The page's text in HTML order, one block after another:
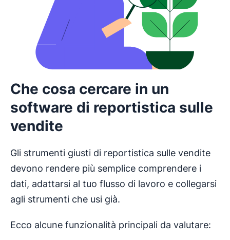
Che cosa cercare in un
software di reportistica sulle
vendite
Gli strumenti giusti di reportistica sulle vendite
devono rendere più semplice comprendere i
dati, adattarsi al tuo flusso di lavoro e collegarsi
agli strumenti che usi già.
Ecco alcune funzionalità principali da valutare: